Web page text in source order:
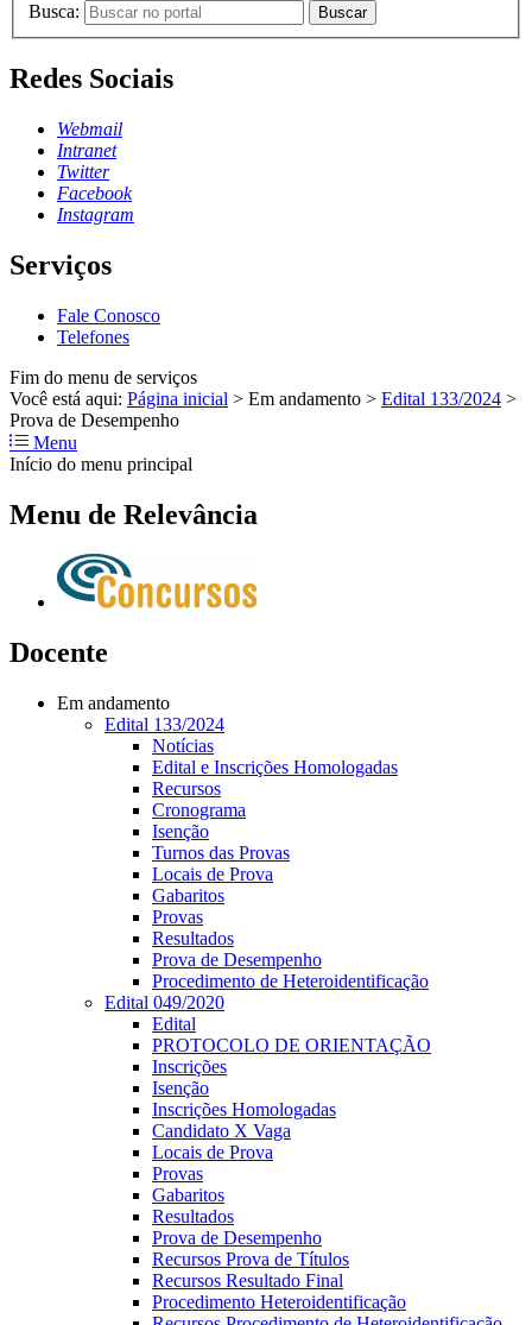
Busca: Buscar
Redes Sociais
Webmail
Intranet
Twitter
Facebook
Instagram
Serviços
Fale Conosco
Telefones
Fim do menu de serviços
Você está aqui: Página inicial > Em andamento > Edital 133/2024 >
Prova de Desempenho
Menu
Início do menu principal
Menu de Relevância
Docente
Em andamento
Edital 133/2024
Notícias
Edital e Inscrições Homologadas
Recursos
Cronograma
Isenção
Turnos das Provas
Locais de Prova
Gabaritos
Provas
Resultados
Prova de Desempenho
Procedimento de Heteroidentificação
Edital 049/2020
Edital
PROTOCOLO DE ORIENTAÇÃO
Inscrições
Isenção
Inscrições Homologadas
Candidato X Vaga
Locais de Prova
Provas
Gabaritos
Resultados
Prova de Desempenho
Recursos Prova de Títulos
Recursos Resultado Final
Procedimento Heteroidentificação